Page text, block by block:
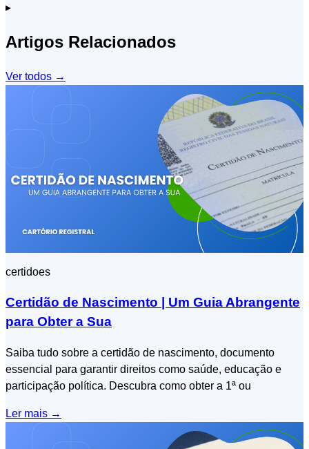
▸
Artigos Relacionados
Ver todos →
certidoes
Certidão de Nascimento | Um Guia Abrangente
para Obter a Sua
Saiba tudo sobre a certidão de nascimento, documento
essencial para garantir direitos como saúde, educação e
participação política. Descubra como obter a 1ª ou
Ler mais →